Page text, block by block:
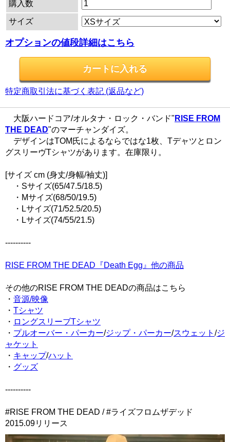
購入数
サイズ
オプションの値段詳細はこちら
特定商取引法に基づく表記 (返品など)
大阪ハードコア/オルタナ・ロック・バンド" RISE FROM
THE DEAD"のマーチャンダイズ。
デザインはTOM氏によるならではな1枚、Tデャツとロン
グスリーヴTシャツがあります。在庫限り。
[サイズ cm (身丈/身幅/袖丈)]
・Sサイズ(65/47.5/18.5)
・Mサイズ(68/50/19.5)
・Lサイズ(71/52.5/20.5)
・Lサイズ(74/55/21.5)
----------
RISE FROM THE DEAD『Death Egg』他の商品
その他のRISE FROM THE DEADの商品はこちら
・ 音源/映像
・ Tシャツ
・ ロングスリーブTシャツ
・ プルオーバー・パーカー/ジップ・パーカー/スウェット /ジ
ャケット
・ キャップ/ハット
・ グッズ
----------
#RISE FROM THE DEAD / #ライズフロムザデッド
2015.09リリース